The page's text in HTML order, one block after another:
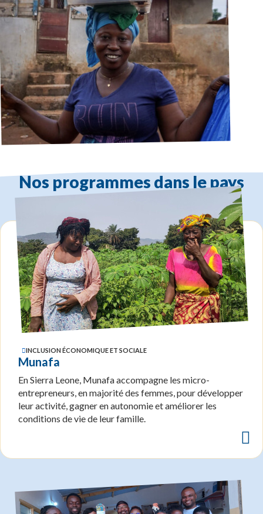
Nos programmes dans le pays
INCLUSION ÉCONOMIQUE ET SOCIALE
Munafa
En Sierra Leone, Munafa accompagne les micro-
entrepreneurs, en majorité des femmes, pour développer
leur activité, gagner en autonomie et améliorer les
conditions de vie de leur famille.